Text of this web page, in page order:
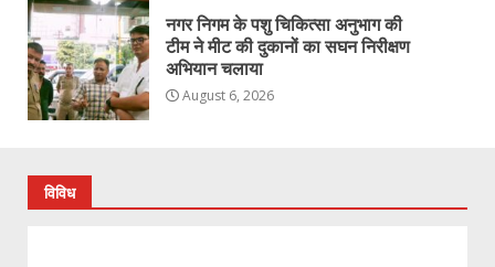
नगर निगम के पशु चिकित्सा अनुभाग की
टीम ने मीट की दुकानों का सघन निरीक्षण
अभियान चलाया
August 6, 2026
विविध